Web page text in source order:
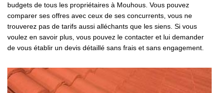
budgets de tous les propriétaires à Mouhous. Vous pouvez
comparer ses offres avec ceux de ses concurrents, vous ne
trouverez pas de tarifs aussi alléchants que les siens. Si vous
voulez en savoir plus, vous pouvez le contacter et lui demander
de vous établir un devis détaillé sans frais et sans engagement.